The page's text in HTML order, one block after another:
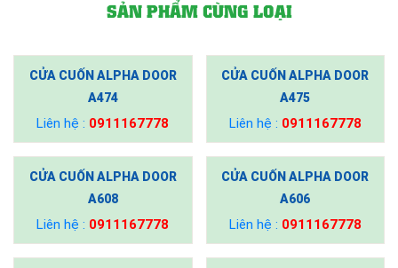
SẢN PHẨM CÙNG LOẠI
CỬA CUỐN ALPHA DOOR
A474
Liên hệ : 0911167778
CỬA CUỐN ALPHA DOOR
A475
Liên hệ : 0911167778
CỬA CUỐN ALPHA DOOR
A608
Liên hệ : 0911167778
CỬA CUỐN ALPHA DOOR
A606
Liên hệ : 0911167778